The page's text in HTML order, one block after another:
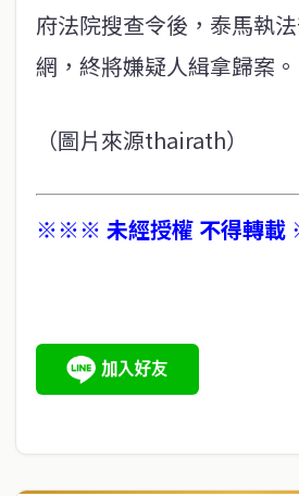
府法院搜查令後，泰馬執
網，終將嫌疑人緝拿歸案。
（圖片來源thairath）
※※※ 未經授權 不得轉